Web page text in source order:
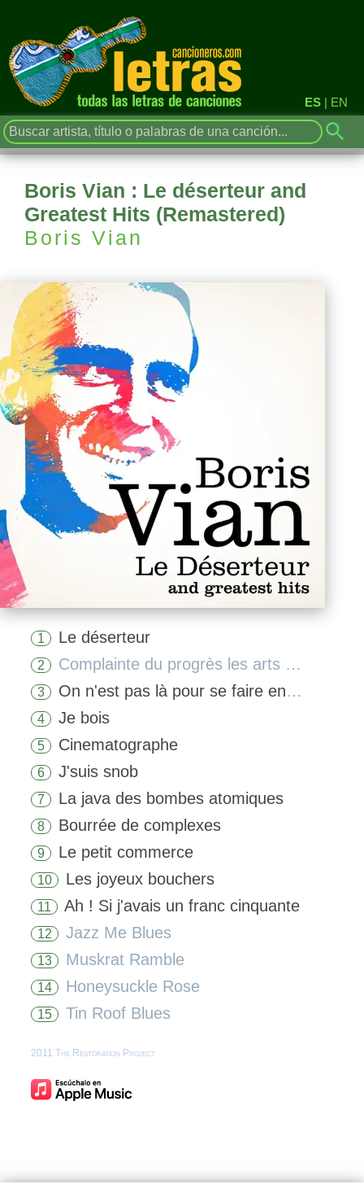
ES | EN
Boris Vian : Le déserteur and
Greatest Hits (Remastered)
Boris Vian
1 Le déserteur
2 Complainte du progrès les arts ménagers
3 On n'est pas là pour se faire engueuler
4 Je bois
5 Cinematographe
6 J'suis snob
7 La java des bombes atomiques
8 Bourrée de complexes
9 Le petit commerce
10 Les joyeux bouchers
11 Ah ! Si j'avais un franc cinquante
12 Jazz Me Blues
13 Muskrat Ramble
14 Honeysuckle Rose
15 Tin Roof Blues
2011 The Restoration Project